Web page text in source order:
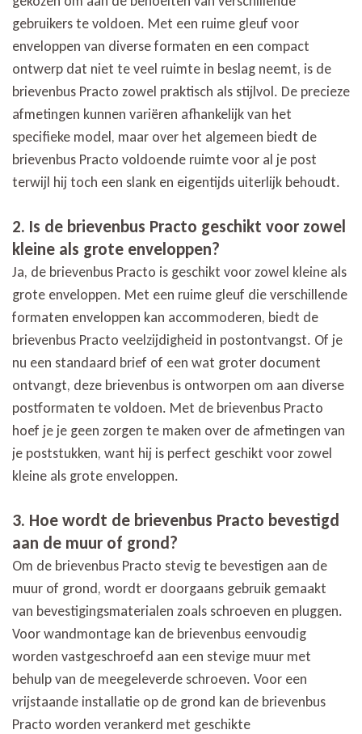
gebruikers te voldoen. Met een ruime gleuf voor
enveloppen van diverse formaten en een compact
ontwerp dat niet te veel ruimte in beslag neemt, is de
brievenbus Practo zowel praktisch als stijlvol. De precieze
afmetingen kunnen variëren afhankelijk van het
specifieke model, maar over het algemeen biedt de
brievenbus Practo voldoende ruimte voor al je post
terwijl hij toch een slank en eigentijds uiterlijk behoudt.
2. Is de brievenbus Practo geschikt voor zowel
kleine als grote enveloppen?
Ja, de brievenbus Practo is geschikt voor zowel kleine als
grote enveloppen. Met een ruime gleuf die verschillende
formaten enveloppen kan accommoderen, biedt de
brievenbus Practo veelzijdigheid in postontvangst. Of je
nu een standaard brief of een wat groter document
ontvangt, deze brievenbus is ontworpen om aan diverse
postformaten te voldoen. Met de brievenbus Practo
hoef je je geen zorgen te maken over de afmetingen van
je poststukken, want hij is perfect geschikt voor zowel
kleine als grote enveloppen.
3. Hoe wordt de brievenbus Practo bevestigd
aan de muur of grond?
Om de brievenbus Practo stevig te bevestigen aan de
muur of grond, wordt er doorgaans gebruik gemaakt
van bevestigingsmaterialen zoals schroeven en pluggen.
Voor wandmontage kan de brievenbus eenvoudig
worden vastgeschroefd aan een stevige muur met
behulp van de meegeleverde schroeven. Voor een
vrijstaande installatie op de grond kan de brievenbus
Practo worden verankerd met geschikte